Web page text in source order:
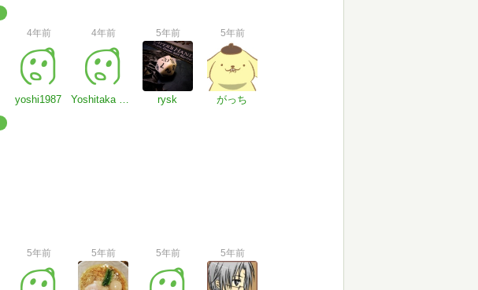
4年前
yoshi1987
4年前
Yoshitaka Sakai
5年前
rysk
5年前
がっち
5年前 5年前 5年前 5年前